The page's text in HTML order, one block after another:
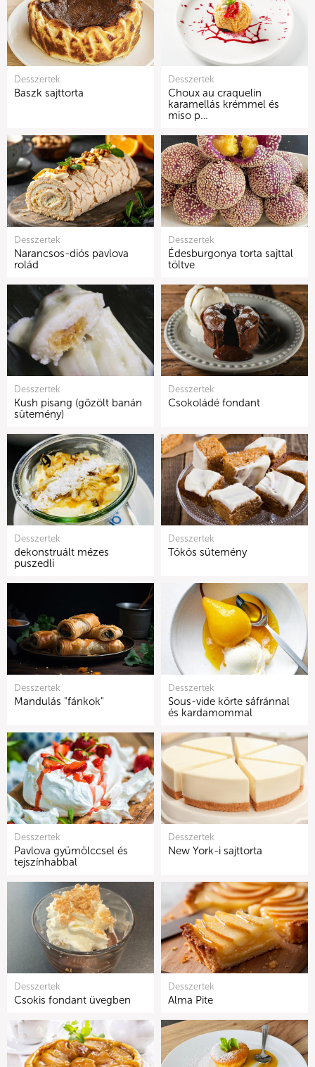
Desszertek
Baszk sajttorta
Desszertek
Choux au craquelin
karamellás krémmel és
miso p…
Desszertek
Narancsos-diós pavlova
rolád
Desszertek
Édesburgonya torta sajttal
töltve
Desszertek
Kush pisang (gőzölt banán
sütemény)
Desszertek
Csokoládé fondant
Desszertek
dekonstruált mézes
puszedli
Desszertek
Tökös sütemény
Desszertek
Mandulás "fánkok"
Desszertek
Sous-vide körte sáfránnal
és kardamommal
Desszertek
Pavlova gyümölccsel és
tejszínhabbal
Desszertek
New York-i sajttorta
Desszertek
Csokis fondant üvegben
Desszertek
Alma Pite